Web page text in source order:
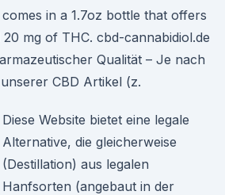
in a 1.7oz bottle that offers
mg of THC. cbd-cannabidiol.de
Qualität – Je nach
CBD Artikel (z.
Diese Website bietet eine legale
Alternative, die gleicherweise
(Destillation) aus legalen
Hanfsorten (angebaut in der